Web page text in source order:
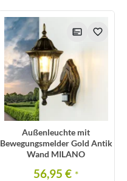
Außenleuchte mit
Bewegungsmelder Gold Antik
Wand MILANO
56,95 € *